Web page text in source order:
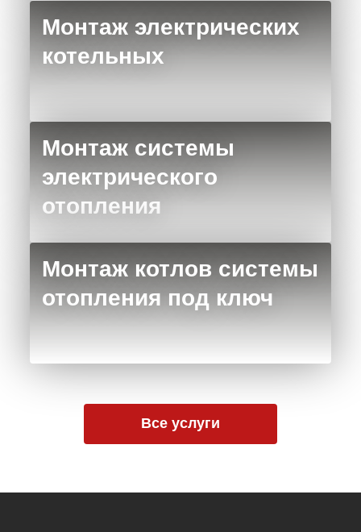
Монтаж электрических
котельных
Монтаж системы
электрического
отопления
Монтаж котлов системы
отопления под ключ
Все услуги